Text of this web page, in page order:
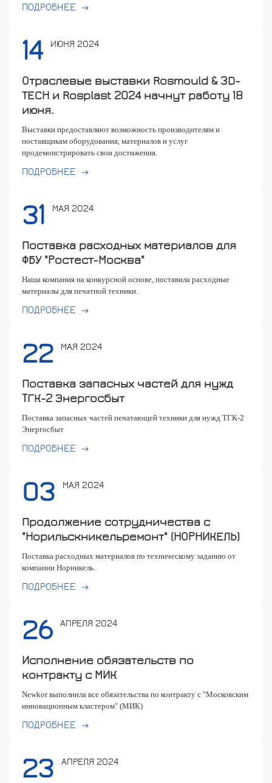
ПОДРОБНЕЕ
14 ИЮНЯ 2024
Отраслевые выставки Rosmould & 3D-
TECH и Rosplast 2024 начнут работу 18
июня.
Выставки предоставляют возможность производителям и
поставщикам оборудования, материалов и услуг
продемонстрировать свои достижения.
ПОДРОБНЕЕ
31 МАЯ 2024
Поставка расходных материалов для
ФБУ "Ростест-Москва"
Наша компания на конкурсной основе, поставила расходные
материалы для печатной техники.
ПОДРОБНЕЕ
22 МАЯ 2024
Поставка запасных частей для нужд
ТГК-2 Энергосбыт
Поставка запасных частей печатающей техники для нужд ТГК-2
Энергосбыт
ПОДРОБНЕЕ
03 МАЯ 2024
Продолжение сотрудничества с
"Норильскникельремонт" (НОРНИКЕЛЬ)
Поставка расходных материалов по техническому заданию от
компании Норникель.
ПОДРОБНЕЕ
26 АПРЕЛЯ 2024
Исполнение обязательств по
контракту с МИК
Newkor выполнила все обязательства по контракту с "Московским
инновационным кластером" (МИК)
ПОДРОБНЕЕ
23 АПРЕЛЯ 2024